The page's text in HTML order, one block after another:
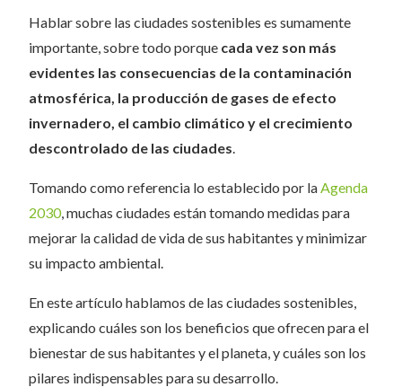
Hablar sobre las ciudades sostenibles es sumamente
importante, sobre todo porque cada vez son más
evidentes las consecuencias de la contaminación
atmosférica, la producción de gases de efecto
invernadero, el cambio climático y el crecimiento
descontrolado de las ciudades.
Tomando como referencia lo establecido por laAgenda
2030, muchas ciudades están tomando medidas para
mejorar la calidad de vida de sus habitantes y minimizar
su impacto ambiental.
En este artículo hablamos de las ciudades sostenibles,
explicando cuáles son los beneficios que ofrecen para el
bienestar de sus habitantes y el planeta, y cuáles son los
pilares indispensables para su desarrollo.